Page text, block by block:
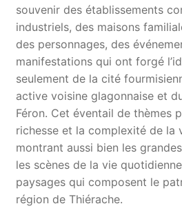
souvenir des établissements
industriels, des maisons
des personnages, des
manifestations qui ont forgé
seulement de la cité
active voisine glagonnaise et
Féron. Cet éventail de thèmes
richesse et la complexité de la
montrant aussi bien les
les scènes de la vie
paysages qui composent le
région de Thiérache.